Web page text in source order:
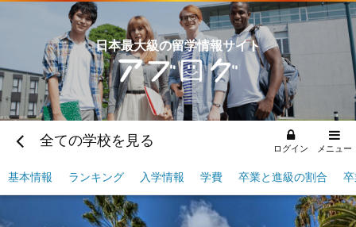
日本最大級の留学情報サイト
全ての学校を見る ログイン メニュー
基本情報 ランキング 入学情報 学費 卒業と進級の割合